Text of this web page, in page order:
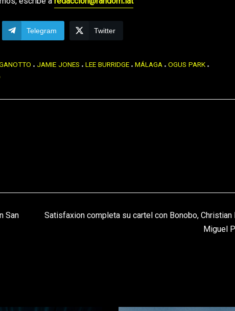
Telegram Twitter
JAMIE JONES LEE BURRIDGE MÁLAGA OGUS PARK
San
Satisfaxion completa su cartel con Bonobo, Christian
Miguel